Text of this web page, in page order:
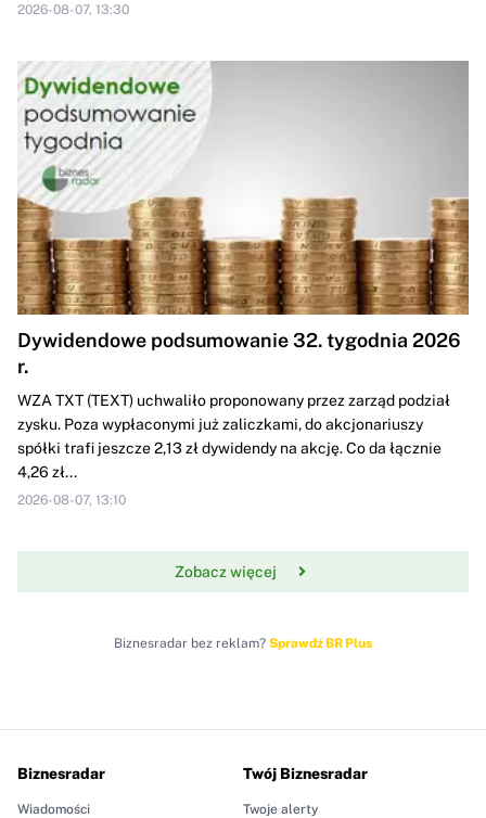
2026-08-07, 13:30
Dywidendowe podsumowanie 32. tygodnia 2026
r.
WZA TXT (TEXT) uchwaliło proponowany przez zarząd podział
zysku. Poza wypłaconymi już zaliczkami, do akcjonariuszy
spółki trafi jeszcze 2,13 zł dywidendy na akcję. Co da łącznie
4,26 zł...
2026-08-07, 13:10
Zobacz więcej
Biznesradar bez reklam? Sprawdź BR Plus
Biznesradar
Wiadomości
Twój Biznesradar
Twoje alerty